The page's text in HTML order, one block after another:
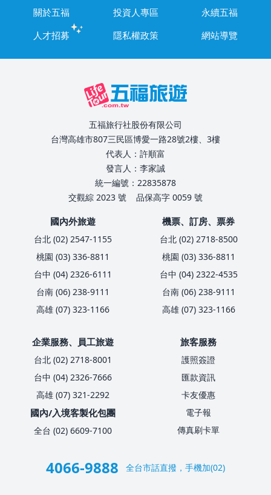
關於五福 投資人專區
永續五福
人才招募
隱私權政策 網站導覽
五福旅行社股份有限公司
台灣高雄市807三民區博愛一路28號2樓、3樓
代表人：許順富
發言人：李家誠
統一編號：22835878
交觀綜 2023 號
品保高字 0059 號
國內外旅遊
台北 (02) 2547-1155
桃園 (03) 336-8811
台中 (04) 2326-6111
台南 (06) 238-9111
高雄 (07) 323-1166
機票、訂房、票券
台北 (02) 2718-8500
桃園 (03) 336-8811
台中 (04) 2322-4535
台南 (06) 238-9111
高雄 (07) 323-1166
企業服務、員工旅遊
台北 (02) 2718-8001
台中 (04) 2326-7666
高雄 (07) 321-2292
國內/入境客製化包團
全台 (02) 6609-7100
旅客服務
護照簽證
匯款資訊
卡友優惠
電子報
傳真刷卡單
4066-9888 全台市話直撥，手機加(02)